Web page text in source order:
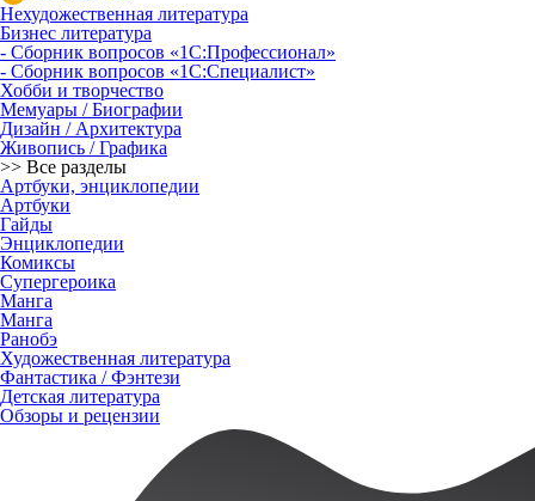
Нехудожественная литература
Бизнес литература
- Сборник вопросов «1С:Профессионал»
- Сборник вопросов «1С:Специалист»
Хобби и творчество
Мемуары / Биографии
Дизайн / Архитектура
Живопись / Графика
>> Все разделы
Артбуки, энциклопедии
Артбуки
Гайды
Энциклопедии
Комиксы
Супергероика
Манга
Манга
Ранобэ
Художественная литература
Фантастика / Фэнтези
Детская литература
Обзоры и рецензии